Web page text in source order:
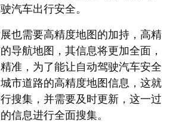
汽车出行安全。
也需要高精度地图的加持，高精
导航地图，其信息将更加全面，
准，为了能让自动驾驶汽车安全
市道路的高精度地图信息，这就
搜集，并需要及时更新，这一过
信息进行全面搜集。